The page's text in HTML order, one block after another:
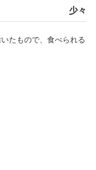
少々
たもので、食べられる